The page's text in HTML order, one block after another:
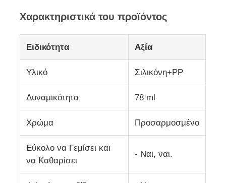
Επισκέψεις στο εργοστάσιο
Έλεγχος Ποιότητας
Υποθέσεις
Χαρακτηριστικά του προϊόντος
Ειδικότητα Αξία
Υλικό Σιλικόνη+PP
Δυναμικότητα 78 ml
Χρώμα Προσαρμοσμένο
Εύκολο να Γεμίσει και
να Καθαρίσει
- Ναι, ναι.